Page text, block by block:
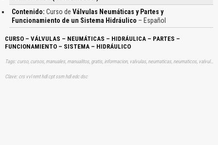
Contenido: Curso de Válvulas Neumáticas y Partes y
Funcionamiento de un Sistema Hidráulico – Español
CURSO – VÁLVULAS – NEUMÁTICAS – HIDRÁULICA – PARTES –
FUNCIONAMIENTO – SISTEMA – HIDRÁULICO
Tags: curso, cursos, manuales, manualitos, gratis, informacion, valvulas, neumaticas, neumaticos, valvula, hidraulica, hidraulico, hidraulicas, hidraulicos, aprender, descargas
Clave: crs vvl nmt hdl cpt ssm hdl edc dsc